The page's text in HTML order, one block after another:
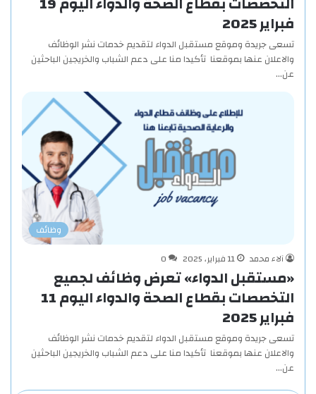
فبراير 2025
تسعى جريدة وموقع مستقبل الدواء لتقديم خدمات نشر الوظائف
والاعلان عنها بموقعنا تأكيدا منا على دعم الشباب والخريجين الباحثين
عن…
وظائف
آلاء محمد
11 فبراير، 2025 0
«مستقبل الدواء» تعرض وظائف لجميع
التخصصات بقطاع الصحة والدواء اليوم 11
فبراير 2025
تسعى جريدة وموقع مستقبل الدواء لتقديم خدمات نشر الوظائف
والاعلان عنها بموقعنا تأكيدا منا على دعم الشباب والخريجين الباحثين
عن…